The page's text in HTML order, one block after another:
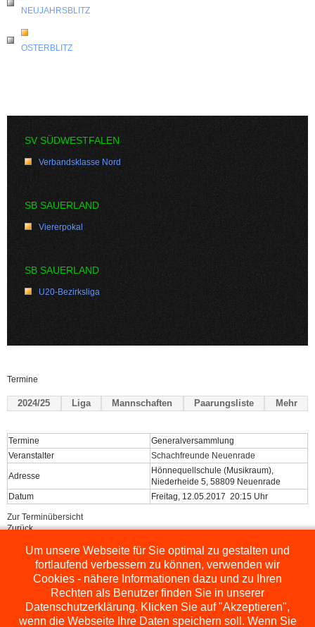
NEUJAHRSBLITZ
OSTERBLITZ
SV SÜDWESTFALEN
Verbandsklasse Nord
SB SAUERLAND
Viererpokal
SB SAUERLAND
U20-Bezirksliga
Termine
2024/25 Liga Mannschaften Paarungsliste Mehr
Termine
Generalversammlung
Veranstalter
Schachfreunde Neuenrade
Adresse
Hönnequellschule (Musikraum),
Niederheide 5, 58809 Neuenrade
Datum
Freitag, 12.05.2017 20:15 Uhr
Zur Terminübersicht
Zurück
Powered by ChessLeagueManager
Um unsere Webseite für Sie optimal zu gestalten und
fortlaufend verbessern zu können, verwenden wir
Cookies - nähere Informationen dazu und zu Ihren
Rechten als Benutzer finden Sie in unserer
Datenschutzerklärung. Klicken Sie auf "Akzeptieren",
wenn die Webseite Ihre Daten speichern soll. Wenn Sie